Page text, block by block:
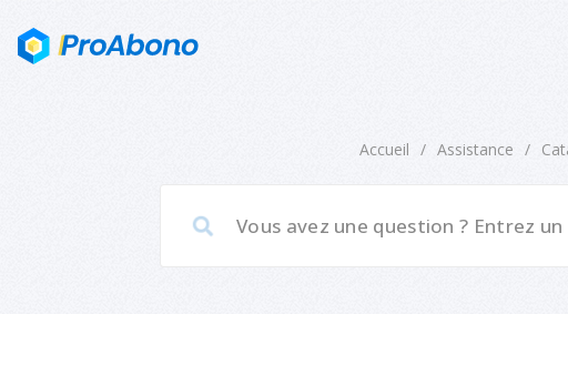
Accueil / Assistance /